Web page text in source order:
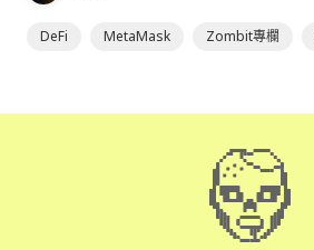
DeFi MetaMask Zombit專欄